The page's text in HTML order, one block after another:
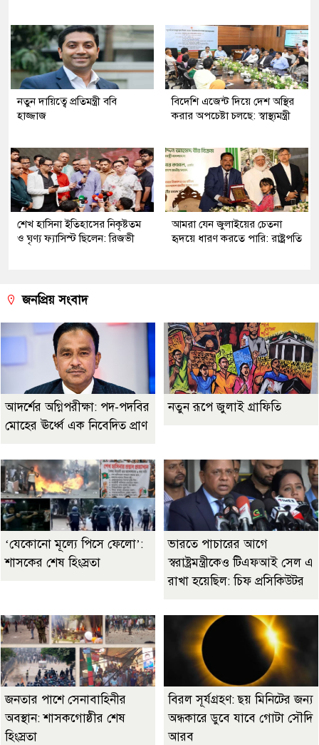
নতুন দায়িত্বে প্রতিমন্ত্রী ববি
হাজ্জাজ
বিদেশি এজেন্ট দিয়ে দেশ অস্থির
করার অপচেষ্টা চলছে: স্বাস্থ্যমন্ত্রী
শেখ হাসিনা ইতিহাসের নিকৃষ্টতম
ও ঘৃণ্য ফ্যাসিস্ট ছিলেন: রিজভী
আমরা যেন জুলাইয়ের চেতনা
হৃদয়ে ধারণ করতে পারি: রাষ্ট্রপতি
জনপ্রিয় সংবাদ
আদর্শের অগ্নিপরীক্ষা: পদ-পদবির
মোহের ঊর্ধ্বে এক নিবেদিত প্রাণ
নতুন রূপে জুলাই গ্রাফিতি
‘যেকোনো মূল্যে পিসে ফেলো’:
শাসকের শেষ হিংস্রতা
ভারতে পাচারের আগে
স্বরাষ্ট্রমন্ত্রীকেও টিএফআই সেল এ
রাখা হয়েছিল: চিফ প্রসিকিউটর
জনতার পাশে সেনাবাহিনীর
অবস্থান: শাসকগোষ্ঠীর শেষ
হিংস্রতা
বিরল সূর্যগ্রহণ: ছয় মিনিটের জন্য
অন্ধকারে ডুবে যাবে গোটা সৌদি
আরব